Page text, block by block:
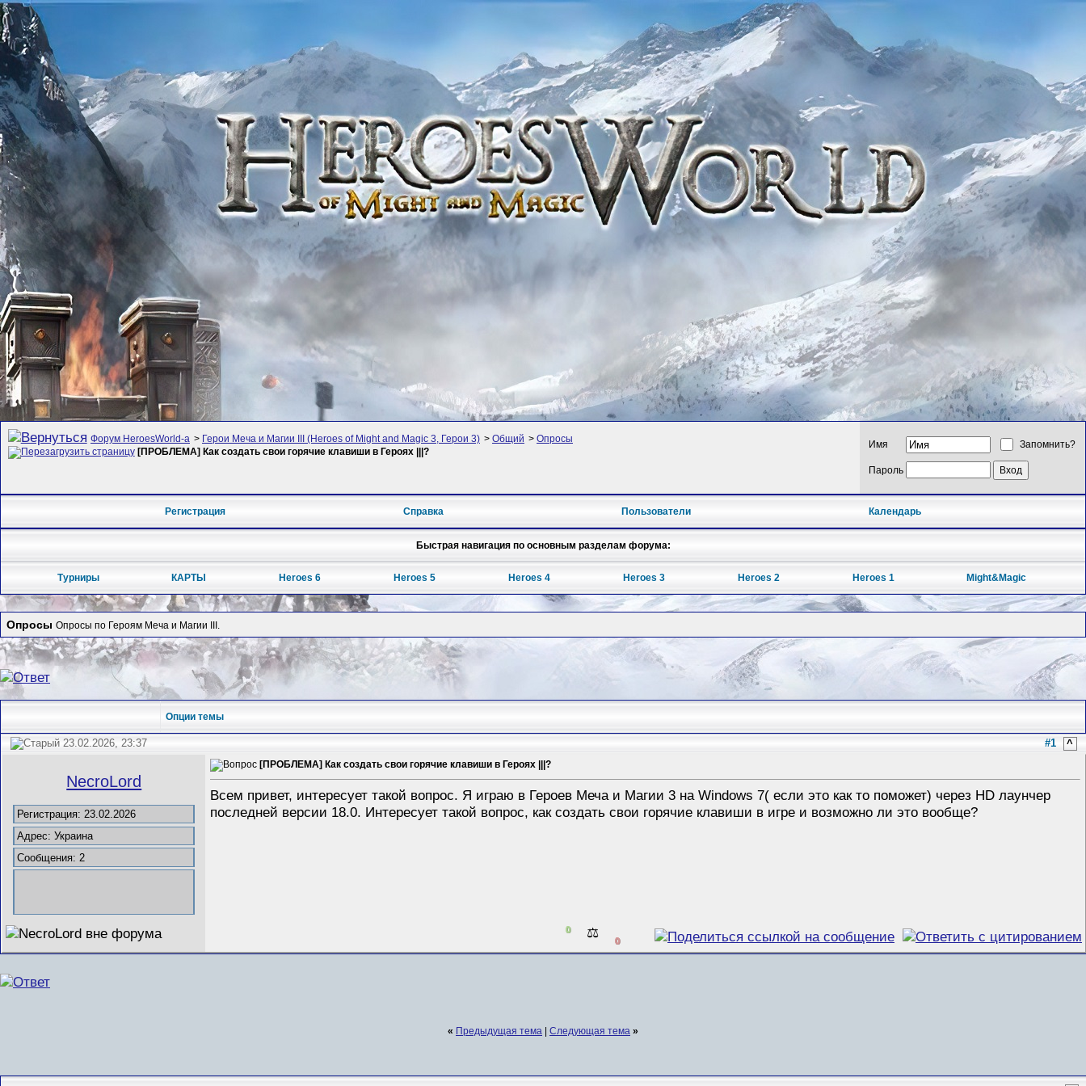
Форум HeroesWorld-а > Герои Меча и Магии III (Heroes of Might and Magic 3, Герои 3) > Общий > Опросы
[ПРОБЛЕМА] Как создать свои горячие клавиши в Героях |||?
Имя Запомнить?
Пароль
Регистрация Справка Пользователи Календарь
Быстрая навигация по основным разделам форума:
Турниры КАРТЫ Heroes 6 Heroes 5 Heroes 4 Heroes 3 Heroes 2 Heroes 1 Might&Magic
Опросы Опросы по Героям Меча и Магии III.
Опции темы
23.02.2026, 23:37 #1 ^
NecroLord
Регистрация: 23.02.2026
Адрес: Украина
Сообщения: 2
[ПРОБЛЕМА] Как создать свои горячие клавиши в Героях |||?
Всем привет, интересует такой вопрос. Я играю в Героев Меча и Магии 3 на Windows 7( если это как то поможет) через HD лаунчер
последней версии 18.0. Интересует такой вопрос, как создать свои горячие клавиши в игре и возможно ли это вообще?
0 ⚖️ 0
« Предыдущая тема Следующая тема »